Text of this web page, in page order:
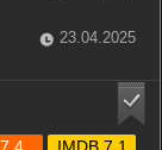
выбиваются из
отдохнуть и
23.04.2025